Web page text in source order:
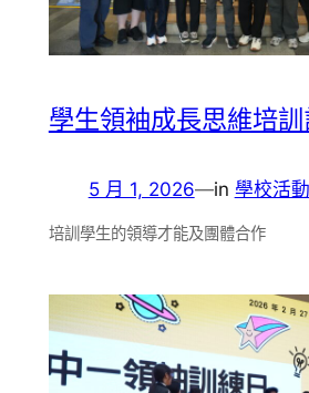
學生領袖成長思維培訓
5 月 1, 2026—in 學校活動
培訓學生的領導才能及團體合作